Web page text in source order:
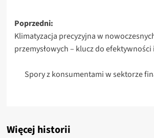
Zobacz
wpisy
Poprzedni:
Klimatyzacja precyzyjna w
przemysłowych – klucz do
Spory z konsumentami w sektorze
Więcej historii